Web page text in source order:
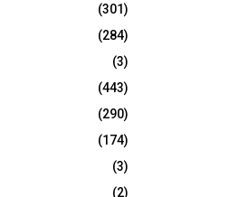
(301)
(284)
(3)
(443)
(290)
(174)
(3)
(2)